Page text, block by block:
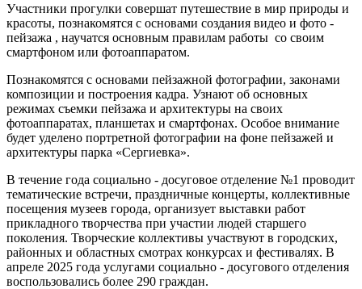
Участники прогулки совершат путешествие в мир природы и
красоты, познакомятся с основами создания видео и фото -
пейзажа , научатся основным правилам работы со своим
смартфоном или фотоаппаратом.
Познакомятся с основами пейзажной фотографии, законами
композиции и построения кадра. Узнают об основных
режимах съемки пейзажа и архитектуры на своих
фотоаппаратах, планшетах и смартфонах. Особое внимание
будет уделено портретной фотографии на фоне пейзажей и
архитектуры парка «Сергиевка».
В течение года социально - досуговое отделение №1 проводит
тематические встречи, праздничные концерты, коллективные
посещения музеев города, организует выставки работ
прикладного творчества при участии людей старшего
поколения. Творческие коллективы участвуют в городских,
районных и областных смотрах конкурсах и фестивалях. В
апреле 2025 года услугами социально - досугового отделения
воспользовались более 290 граждан.